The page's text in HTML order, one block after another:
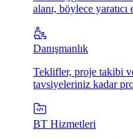
alanı, böylece
Danışmanlık
Teklifler, proje takibi
tavsiyeleriniz kadar
BT Hizmetleri